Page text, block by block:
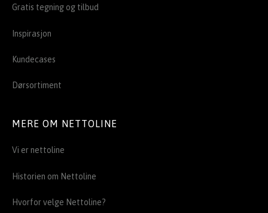
Gratis tegning og tilbud
Inspirasjon
Kundecases
Dørsortiment
MERE OM NETTOLINE
Vi er nettoline
Historien om Nettoline
Hvorfor velge Nettoline?